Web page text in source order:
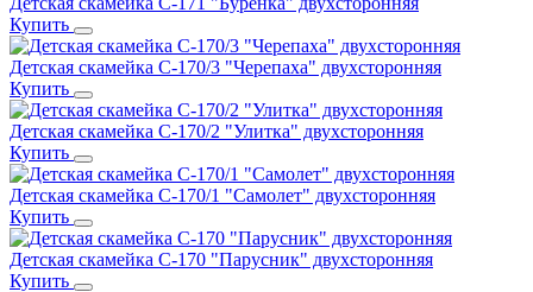
Купить
Детская скамейка С-170/3 "Черепаха" двухсторонняя
Купить
Детская скамейка С-170/2 "Улитка" двухсторонняя
Купить
Детская скамейка С-170/1 "Самолет" двухсторонняя
Купить
Детская скамейка С-170 "Парусник" двухсторонняя
Купить